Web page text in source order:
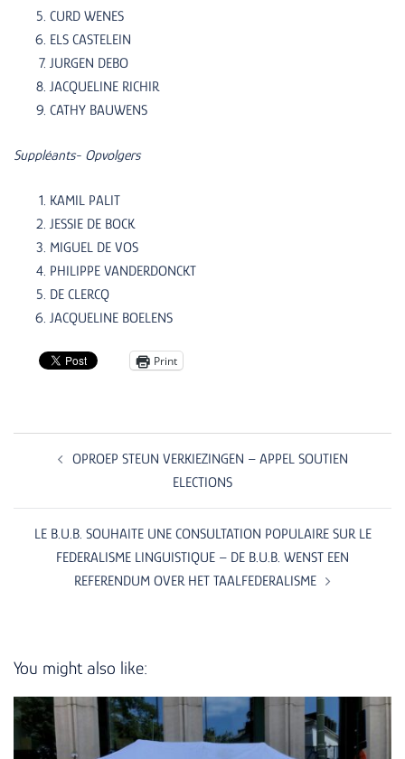
CURD WENES
ELS CASTELEIN
JURGEN DEBO
JACQUELINE RICHIR
CATHY BAUWENS
Suppléants- Opvolgers
KAMIL PALIT
JESSIE DE BOCK
MIGUEL DE VOS
PHILIPPE VANDERDONCKT
DE CLERCQ
JACQUELINE BOELENS
Print
Post
navigationOPROEP STEUN VERKIEZINGEN – APPEL SOUTIEN
ELECTIONS
LE B.U.B. SOUHAITE UNE CONSULTATION POPULAIRE SUR LE
FEDERALISME LINGUISTIQUE – DE B.U.B. WENST EEN
REFERENDUM OVER HET TAALFEDERALISME
You might also like: